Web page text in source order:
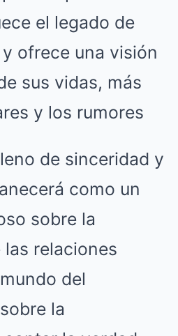
el legado de
ofrece una visión
sus vidas, más
y los rumores
de sinceridad y
como un
sobre la
relaciones
del
la